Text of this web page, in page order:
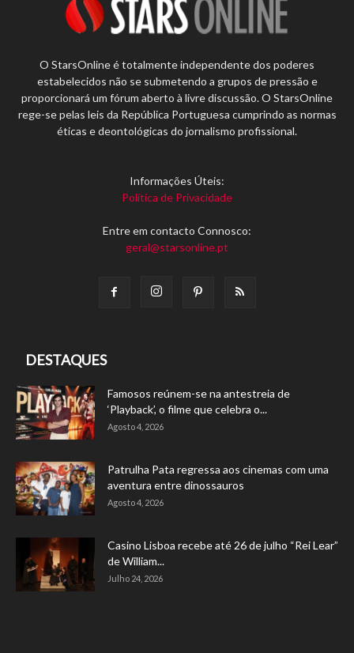
O StarsOnline é totalmente independente dos poderes
estabelecidos não se submetendo a grupos de pressão e
proporcionará um fórum aberto à livre discussão. O StarsOnline
rege-se pelas leis da República Portuguesa cumprindo as normas
éticas e deontológicas do jornalismo profissional.
Informações Úteis:
Política de Privacidade
Entre em contacto Connosco:
geral@starsonline.pt
DESTAQUES
Famosos reúnem-se na antestreia de
‘Playback’, o filme que celebra o...
Agosto 4, 2026
Patrulha Pata regressa aos cinemas com uma
aventura entre dinossauros
Agosto 4, 2026
Casino Lisboa recebe até 26 de julho “Rei Lear”
de William...
Julho 24, 2026